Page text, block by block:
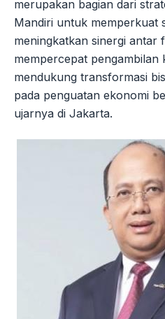
merupakan bagian dari
Mandiri untuk memperkuat
meningkatkan sinergi antar
mempercepat pengambilan
mendukung transformasi
pada penguatan ekonomi
ujarnya di Jakarta.